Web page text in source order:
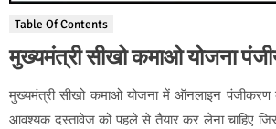
Table Of Contents
मुख्यमंत्री सीखो कमाओ योजना
मुख्यमंत्री सीखो कमाओ योजना में ऑनलाइन
आवश्यक दस्तावेज को पहले से तैयार कर लेना चाहिए